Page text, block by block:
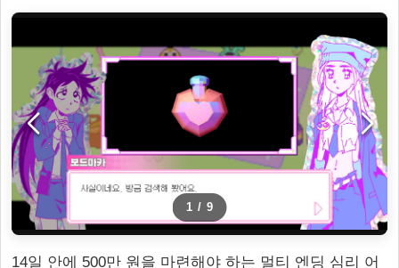
1 / 9
14일 안에 500만 원을 마련해야 하는 멀티 엔딩 심리 어